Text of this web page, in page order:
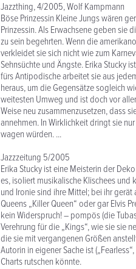
Jazzthing, 4/2005, Wolf Kampmann
Böse Prinzessin Kleine Jungs wären
Prinzessin. Als Erwachsene geben sie
zu sein begehrten. Wenn die
verkleidet sie sich nicht wie zum
Sehnsüchte und Ängste. Erika Stucky
fürs Antipodische arbeitet sie aus
heraus, um die Gegensätze sogleich
weitesten Umweg und ist doch vor
Weise neu zusammenzusetzen, dass
annehmen. In Wirklichkeit dringt sie
wagen würden. ...
Jazzzeitung 5/2005
Erika Stucky ist eine Meisterin der
es, isoliert musikalische Klischees und
und Ironie sind ihre Mittel; bei ihr gerät
Queens „Killer Queen“ oder gar Elvis
kein Widerspruch! – pompös (die
Verehrung für die „Kings“, wie sie sie
die sie mit vergangenen Größen
Autorin in eigener Sache ist
Charts rutschen könnte.